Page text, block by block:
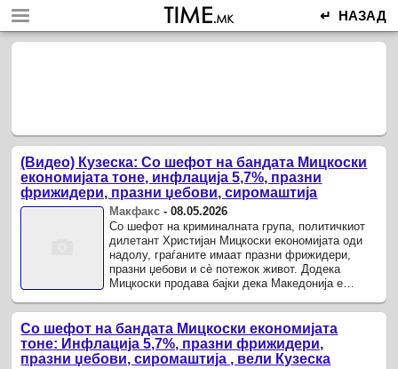
↵ НАЗАД
(Видео) Кузеска: Со шефот на бандата Мицкоски
економијата тоне, инфлација 5,7%, празни
фрижидери, празни џебови, сиромаштија
Макфакс -08.05.2026
Со шефот на криминалната група, политичкиот
дилетант Христијан Мицкоски економијата оди
надолу, граѓаните имаат празни фрижидери,
празни џебови и сè потежок живот. Додека
Мицкоски продава бајки дека Македонија е
Со шефот на бандата Мицкоски економијата
тоне: Инфлација 5,7%, празни фрижидери,
празни џебови, сиромаштија , вели Кузеска